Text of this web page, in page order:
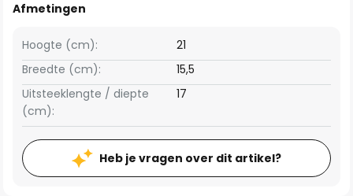
Afmetingen
Breedte (cm): 15,5
Hoogte (cm): 21
Uitsteeklengte / diepte
(cm):
17
Heb je vragen over dit artikel?